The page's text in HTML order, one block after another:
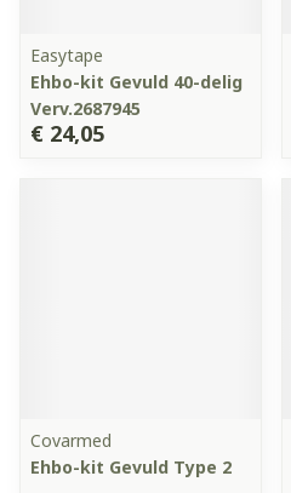
Easytape
Ehbo-kit Gevuld 40-delig
Verv.2687945
€ 24,05
Covarmed
Ehbo-kit Gevuld Type 2